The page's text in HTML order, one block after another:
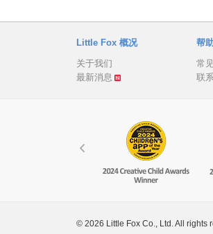
Little Fox 概况
关于我们
最新消息
帮
常
联
© 2026 Little Fox Co., Ltd. All rights